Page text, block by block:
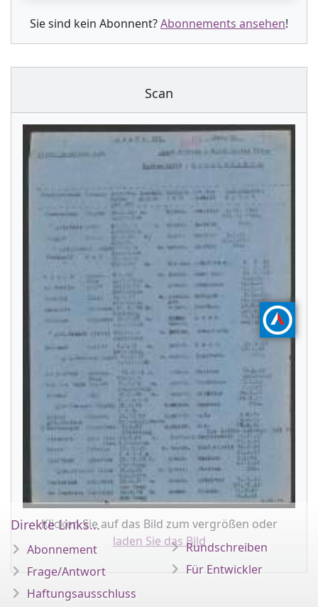
Sie sind kein Abonnent?Abonnements ansehen!
Scan
Klicken Sie auf das Bild zum vergrößen oder
laden Sie das Bild
Direkte Links...
Abonnement
Frage/Antwort
Haftungsausschluss
Rundschreiben
Für Entwickler